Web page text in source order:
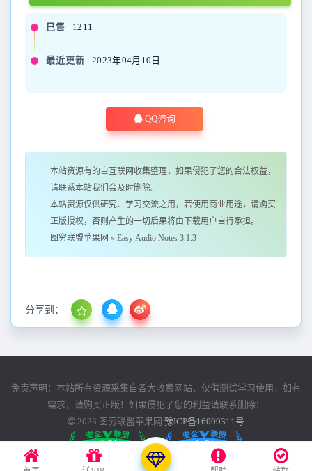
已售 1211
最近更新 2023年04月10日
QQ咨询
本站资源有的自互联网收集整理，如果侵犯了您的合法权益，
请联系本站我们会及时删除。
本站资源仅供研究、学习交流之用，若使用商业用途，请购买
正版授权，否则产生的一切后果将由下载用户自行承担。
图穷联盟苹果网 » Easy Audio Notes 3.1.3
分享到：
免责声明：本站所有资源采集自各大收费网站，仅供测试学习使用，如有
需求，请购买正版！如果侵犯了您的利益请联系删除！
2023 图穷联盟苹果网 豫ICP备16009311号